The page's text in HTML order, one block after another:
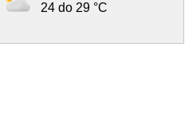
24 do 29 °C